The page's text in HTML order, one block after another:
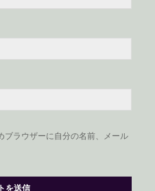
ブラウザーに自分の名前、メール